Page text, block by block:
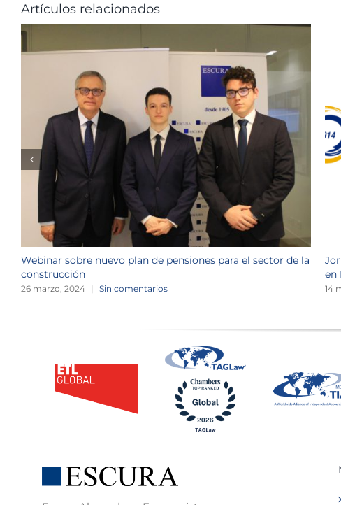
Artículos relacionados
Webinar sobre nuevo plan de pensiones para el sector de la
construcción
26 marzo, 2024 | Sin comentarios
en
14